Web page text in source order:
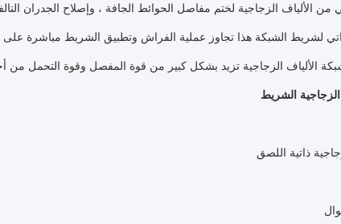
الألياف الزجاجية لختم مفاصل الحوائط الجافة ، وإصلاح الجدران
لشريط الشبكة هذا تجاوز عملية الفراش وتطبيق الشريط مباشرة على
الألياف الزجاجية تزيد بشكل كبير من قوة المفصل وقوة التحمل من
الزجاجية الشريط
ذاتية اللصق